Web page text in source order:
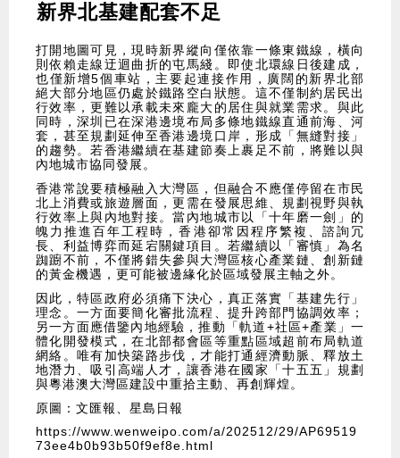
新界北基建配套不足
打開地圖可見，現時新界縱向僅依靠一條東鐵線，橫向
則依賴走線迂迴曲折的屯馬綫。即使北環線日後建成，
也僅新增5個車站，主要起連接作用，廣闊的新界北部
絕大部分地區仍處於鐵路空白狀態。這不僅制約居民出
行效率，更難以承載未來龐大的居住與就業需求。與此
同時，深圳已在深港邊境布局多條地鐵線直通前海、河
套，甚至規劃延伸至香港邊境口岸，形成「無縫對接」
的趨勢。若香港繼續在基建節奏上裹足不前，將難以與
內地城市協同發展。
香港常說要積極融入大灣區，但融合不應僅停留在市民
北上消費或旅遊層面，更需在發展思維、規劃視野與執
行效率上與內地對接。當內地城市以「十年磨一劍」的
魄力推進百年工程時，香港卻常因程序繁複、諮詢冗
長、利益博弈而延宕關鍵項目。若繼續以「審慎」為名
踟躕不前，不僅將錯失參與大灣區核心產業鏈、創新鏈
的黃金機遇，更可能被邊緣化於區域發展主軸之外。
因此，特區政府必須痛下決心，真正落實「基建先行」
理念。一方面要簡化審批流程、提升跨部門協調效率；
另一方面應借鑒內地經驗，推動「軌道+社區+產業」一
體化開發模式，在北部都會區等重點區域超前布局軌道
網絡。唯有加快築路步伐，才能打通經濟動脈、釋放土
地潛力、吸引高端人才，讓香港在國家「十五五」規劃
與粵港澳大灣區建設中重拾主動、再創輝煌。
原圖：文匯報、星島日報
https://www.wenweipo.com/a/202512/29/AP69519
73ee4b0b93b50f9ef8e.html